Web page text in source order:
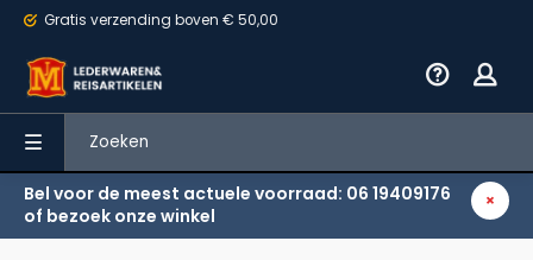
Gratis verzending boven € 50,00
Bel voor de meest actuele voorraad: 06 19409176
of bezoek onze winkel
Terug